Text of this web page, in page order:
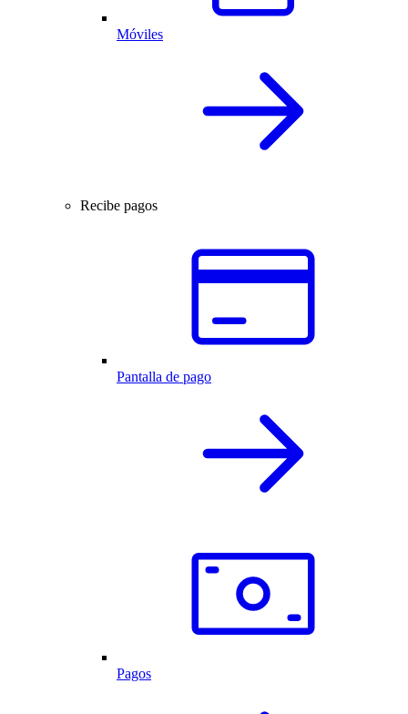
Móviles
Recibe pagos
Pantalla de pago
Pagos